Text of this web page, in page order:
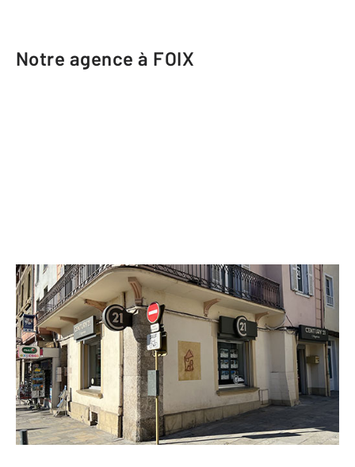
Notre agence à FOIX
CENTURY 21 L'Agence
11 cours Gabriel Fauré
FOIX - 09000
Envoyer un message
Téléphoner à l'agence